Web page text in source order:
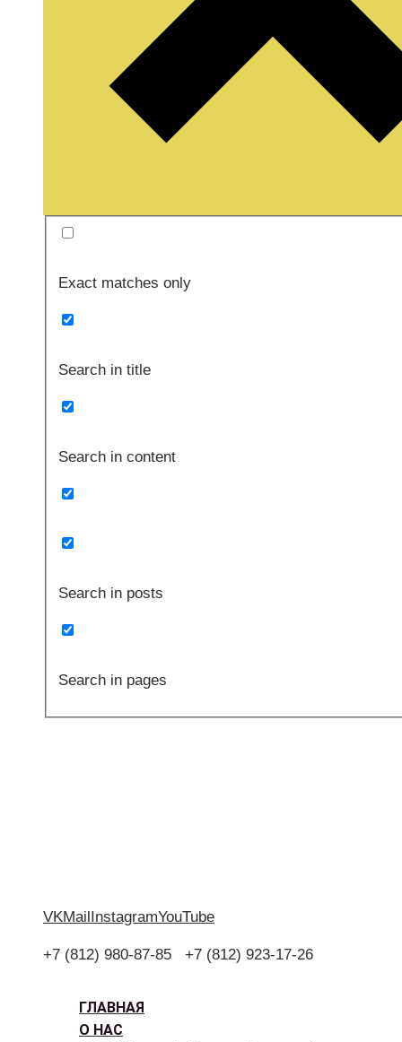
Exact matches only
Search in title
Search in content
Search in posts
Search in pages
VKMailInstagramYouTube
+7 (812) 980-87-85 +7 (812) 923-17-26
ГЛАВНАЯ
О НАС